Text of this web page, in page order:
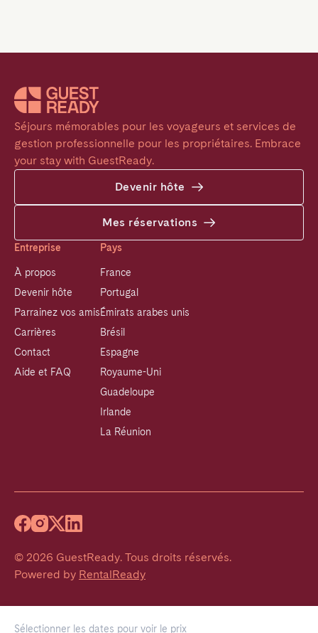
Sélectionner les dates pour voir le prix
Séjours mémorables pour les voyageurs et services de
gestion professionnelle pour les propriétaires. Embrace
your stay with GuestReady.
Devenir hôte
Mes réservations
Entreprise
À propos
Devenir hôte
Parrainez vos amis
Carrières
Contact
Aide et FAQ
Pays
France
Portugal
Émirats arabes unis
Brésil
Espagne
Royaume-Uni
Guadeloupe
Irlande
La Réunion
© 2026 GuestReady. Tous droits réservés.
Powered by RentalReady